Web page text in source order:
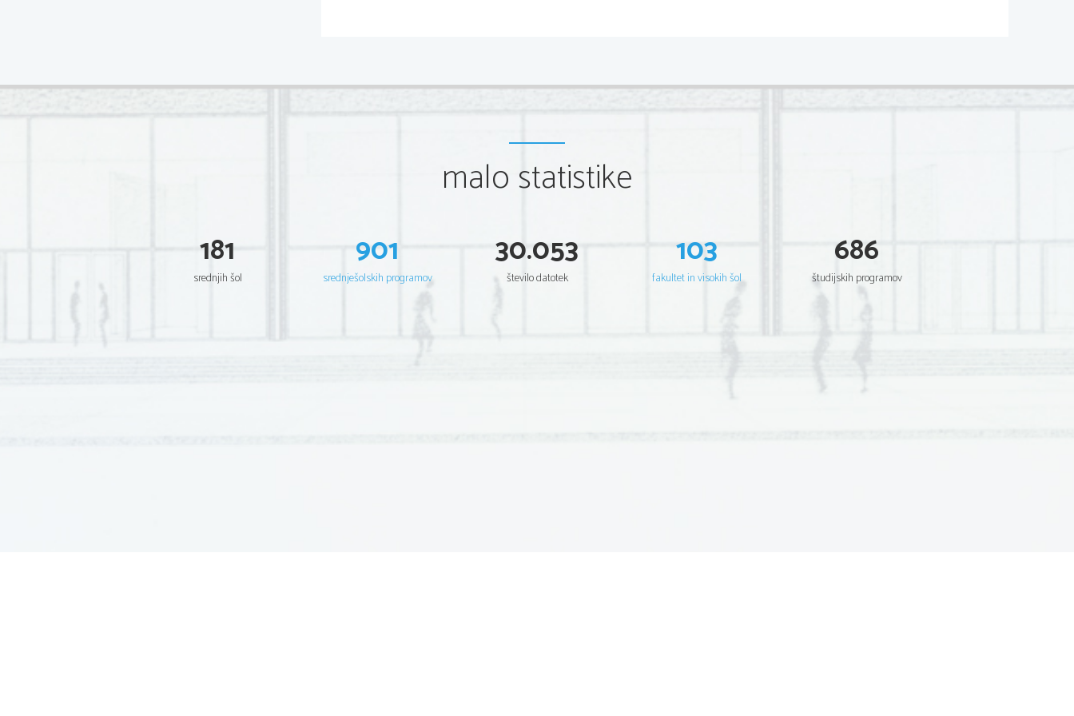
3. Uvod
Govoril bom o voditelju, ki je v 2. svetovni
vojni povzročil smrt več kot 50 milijonov
malo statistike
181
srednjih šol
901
srednješolskih programov
30.053
število datotek
103
fakultet in visokih šol
686
študijskih programov